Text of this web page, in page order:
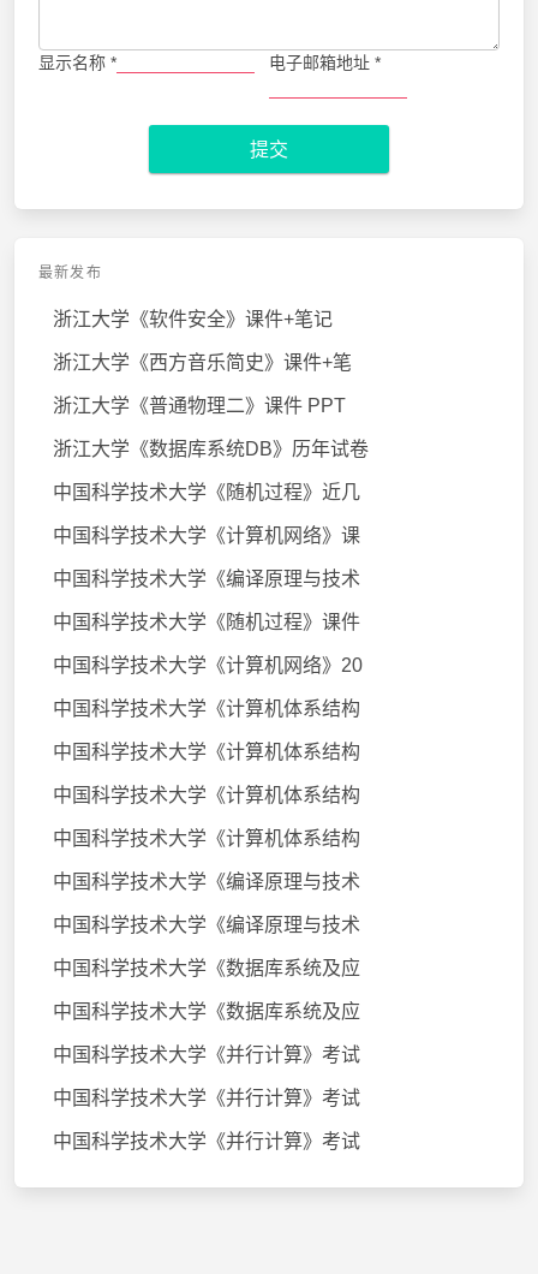
显示名称 * 电子邮箱地址 *
提交
最新发布
浙江大学《软件安全》课件+笔记
浙江大学《西方音乐简史》课件+笔
浙江大学《普通物理二》课件 PPT
浙江大学《数据库系统DB》历年试卷
中国科学技术大学《随机过程》近几
中国科学技术大学《计算机网络》课
中国科学技术大学《编译原理与技术
中国科学技术大学《随机过程》课件
中国科学技术大学《计算机网络》20
中国科学技术大学《计算机体系结构
中国科学技术大学《计算机体系结构
中国科学技术大学《计算机体系结构
中国科学技术大学《计算机体系结构
中国科学技术大学《编译原理与技术
中国科学技术大学《编译原理与技术
中国科学技术大学《数据库系统及应
中国科学技术大学《数据库系统及应
中国科学技术大学《并行计算》考试
中国科学技术大学《并行计算》考试
中国科学技术大学《并行计算》考试